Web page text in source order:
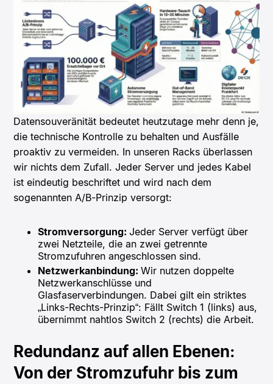
Datensouveränität bedeutet heutzutage mehr denn je,
die technische Kontrolle zu behalten und Ausfälle
proaktiv zu vermeiden. In unseren Racks überlassen
wir nichts dem Zufall. Jeder Server und jedes Kabel
ist eindeutig beschriftet und wird nach dem
sogenannten A/B-Prinzip versorgt:
Stromversorgung:Jeder Server verfügt über
zwei Netzteile, die an zwei getrennte
Stromzufuhren angeschlossen sind.
Netzwerkanbindung:Wir nutzen doppelte
Netzwerkanschlüsse und
Glasfaserverbindungen. Dabei gilt ein striktes
„Links-Rechts-Prinzip“: Fällt Switch 1 (links) aus,
übernimmt nahtlos Switch 2 (rechts) die Arbeit.
Redundanz auf allen Ebenen:
Von der Stromzufuhr bis zum